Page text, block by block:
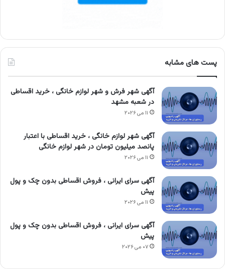
پست های مشابه
آگهی شهر فرش و شهر لوازم خانگی ، خرید اقساطی
در شعبه مشهد
۱۱ می ۲۰۲۶
آگهی شهر لوازم خانگی ، خرید اقساطی با اعتبار
پانصد میلیون تومان در شهر لوازم خانگی
۱۱ می ۲۰۲۶
آگهی سرای ایرانی ، فروش اقساطی بدون چک و پول
پیش
۱۱ می ۲۰۲۶
آگهی سرای ایرانی ، فروش اقساطی بدون چک و پول
پیش
۰۷ می ۲۰۲۶